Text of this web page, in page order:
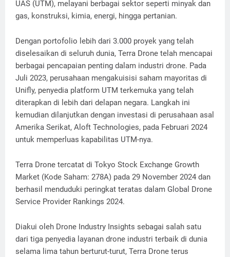
UAS (UTM), melayani berbagai sektor seperti minyak dan
gas, konstruksi, kimia, energi, hingga pertanian.
Dengan portofolio lebih dari 3.000 proyek yang telah
diselesaikan di seluruh dunia, Terra Drone telah mencapai
berbagai pencapaian penting dalam industri drone. Pada
Juli 2023, perusahaan mengakuisisi saham mayoritas di
Unifly, penyedia platform UTM terkemuka yang telah
diterapkan di lebih dari delapan negara. Langkah ini
kemudian dilanjutkan dengan investasi di perusahaan asal
Amerika Serikat, Aloft Technologies, pada Februari 2024
untuk memperluas kapabilitas UTM-nya.
Terra Drone tercatat di Tokyo Stock Exchange Growth
Market (Kode Saham: 278A) pada 29 November 2024 dan
berhasil menduduki peringkat teratas dalam Global Drone
Service Provider Rankings 2024.
Diakui oleh Drone Industry Insights sebagai salah satu
dari tiga penyedia layanan drone industri terbaik di dunia
selama lima tahun berturut-turut, Terra Drone terus